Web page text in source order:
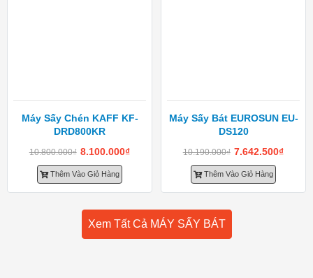
Máy Sấy Chén KAFF KF-
DRD800KR
10.800.000₫ 8.100.000₫
Thêm Vào Giỏ Hàng
Máy Sấy Bát EUROSUN EU-
DS120
10.190.000₫ 7.642.500₫
Thêm Vào Giỏ Hàng
Xem Tất Cả MÁY SẤY BÁT